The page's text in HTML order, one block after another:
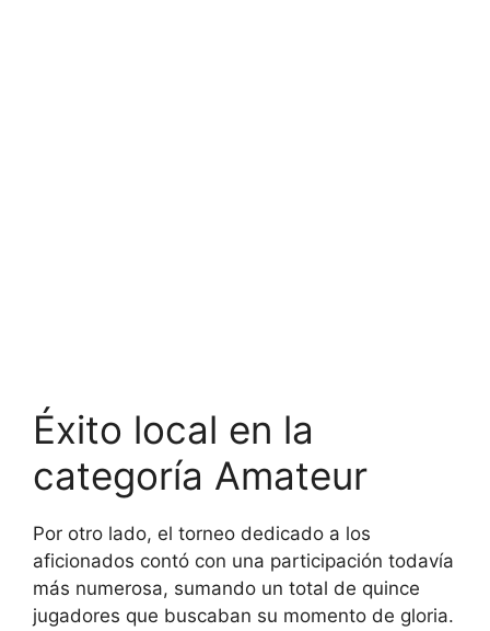
Éxito local en la
categoría Amateur
Por otro lado, el torneo dedicado a los
aficionados contó con una participación todavía
más numerosa, sumando un total de quince
jugadores que buscaban su momento de gloria.